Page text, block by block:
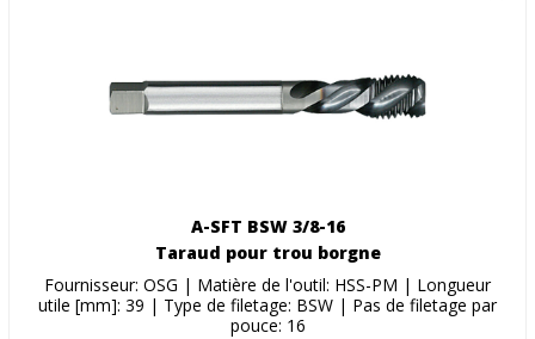
A-SFT BSW 3/8-16
Taraud pour trou borgne
Fournisseur: OSG | Matière de l'outil: HSS-PM | Longueur
utile [mm]: 39 | Type de filetage: BSW | Pas de filetage par
pouce: 16